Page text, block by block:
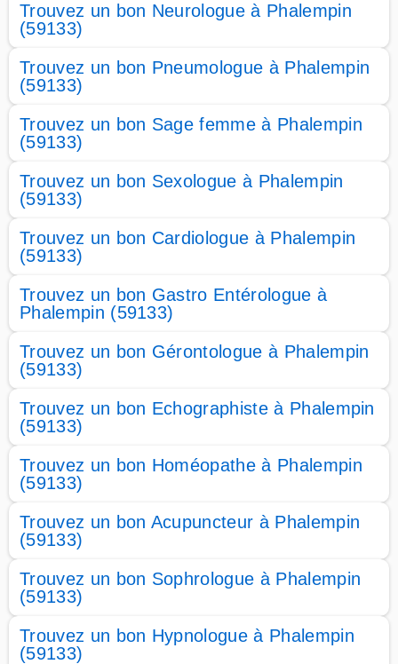
Trouvez un bon Neurologue à Phalempin
(59133)
Trouvez un bon Pneumologue à Phalempin
(59133)
Trouvez un bon Sage femme à Phalempin
(59133)
Trouvez un bon Sexologue à Phalempin
(59133)
Trouvez un bon Cardiologue à Phalempin
(59133)
Trouvez un bon Gastro Entérologue à
Phalempin (59133)
Trouvez un bon Gérontologue à Phalempin
(59133)
Trouvez un bon Echographiste à Phalempin
(59133)
Trouvez un bon Homéopathe à Phalempin
(59133)
Trouvez un bon Acupuncteur à Phalempin
(59133)
Trouvez un bon Sophrologue à Phalempin
(59133)
Trouvez un bon Hypnologue à Phalempin
(59133)